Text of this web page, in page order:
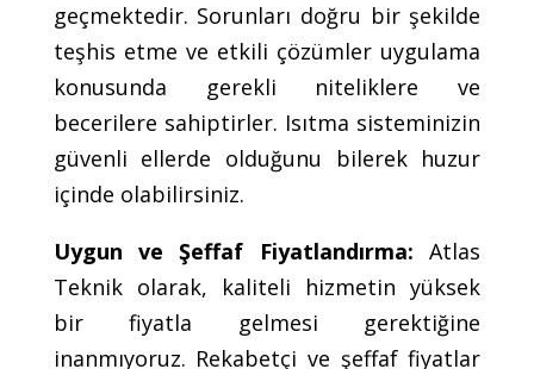
geçmektedir. Sorunları doğru bir şekilde
teşhis etme ve etkili çözümler uygulama
konusunda gerekli niteliklere ve
becerilere sahiptirler. Isıtma sisteminizin
güvenli ellerde olduğunu bilerek huzur
içinde olabilirsiniz.
Uygun ve Şeffaf Fiyatlandırma: Atlas
Teknik olarak, kaliteli hizmetin yüksek
bir fiyatla gelmesi gerektiğine
inanmıyoruz. Rekabetçi ve şeffaf fiyatlar